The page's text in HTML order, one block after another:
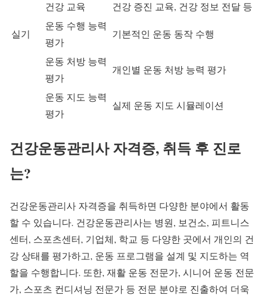
건강 교육 건강 증진 교육, 건강 정보 전달 등
실기
운동 수행 능력
평가
기본적인 운동 동작 수행
운동 처방 능력
평가
개인별 운동 처방 능력 평가
운동 지도 능력
평가
실제 운동 지도 시뮬레이션
건강운동관리사 자격증, 취득 후 진로
는?
건강운동관리사 자격증을 취득하면 다양한 분야에서 활동
할 수 있습니다. 건강운동관리사는 병원, 보건소, 피트니스
센터, 스포츠센터, 기업체, 학교 등 다양한 곳에서 개인의 건
강 상태를 평가하고, 운동 프로그램을 설계 및 지도하는 역
할을 수행합니다. 또한, 재활 운동 전문가, 시니어 운동 전문
가, 스포츠 컨디셔닝 전문가 등 전문 분야로 진출하여 더욱